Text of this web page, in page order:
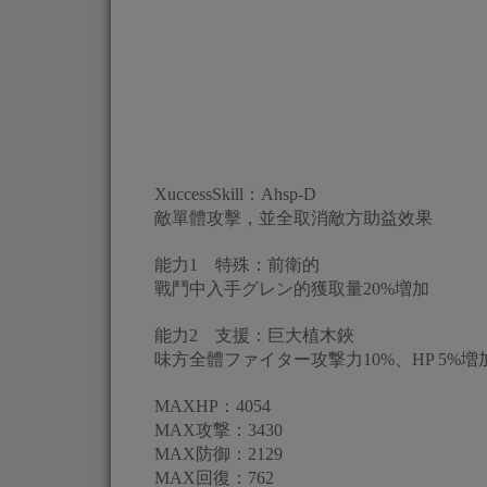
XuccessSkill：Ahsp-D
敵單體攻擊，並全取消敵方助益效果
能力1 特殊：前衛的
戰鬥中入手グレン的獲取量20%増加
能力2 支援：巨大植木鋏
味方全體ファイター攻撃力10%、HP 5%増
MAXHP：4054
MAX攻撃：3430
MAX防御：2129
MAX回復：762